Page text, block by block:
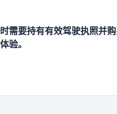
需要持有有效驾驶执照并
验。